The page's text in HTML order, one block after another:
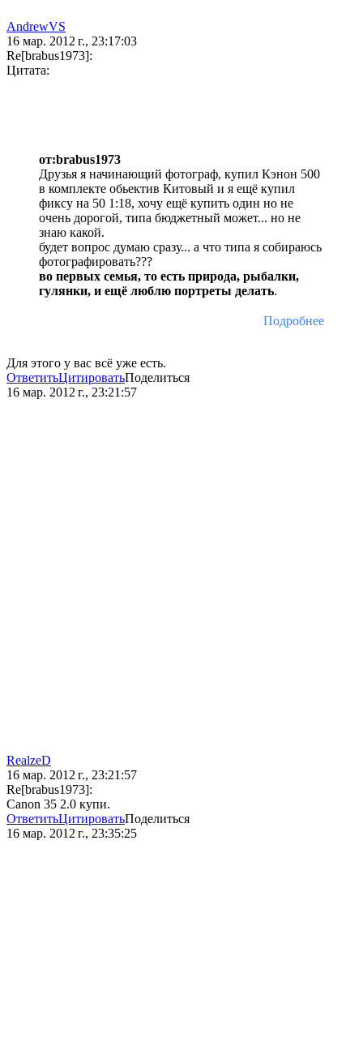
AndrewVS
16 мар. 2012 г., 23:17:03
Re[brabus1973]:
Цитата:
от:brabus1973
Друзья я начинающий фотограф, купил Кэнон 500
в комплекте обьектив Китовый и я ещё купил
фиксу на 50 1:18, хочу ещё купить один но не
очень дорогой, типа бюджетный может... но не
знаю какой.
будет вопрос думаю сразу... а что типа я собираюсь
фотографировать???
во первых семья, то есть природа, рыбалки,
гулянки, и ещё люблю портреты делать.
Подробнее
Для этого у вас всё уже есть.
ОтветитьЦитироватьПоделиться
16 мар. 2012 г., 23:21:57
RealzeD
16 мар. 2012 г., 23:21:57
Re[brabus1973]:
Canon 35 2.0 купи.
ОтветитьЦитироватьПоделиться
16 мар. 2012 г., 23:35:25